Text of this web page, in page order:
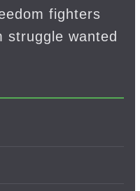
fighters
wanted